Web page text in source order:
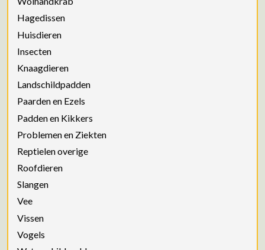
Hagedissen
Huisdieren
Insecten
Knaagdieren
Landschildpadden
Paarden en Ezels
Padden en Kikkers
Problemen en Ziekten
Reptielen overige
Roofdieren
Slangen
Vee
Vissen
Vogels